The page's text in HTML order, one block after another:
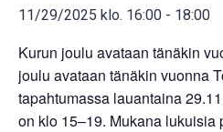
11/29/2025 klo. 16:00 - 18:00
Kurun joulu avataan tänäkin
joulu avataan tänäkin vuonna
tapahtumassa lauantaina
on klo 15–19. Mukana lukuisia